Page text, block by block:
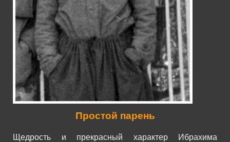
Простой парень
Щедрость и прекрасный характер Ибрахима